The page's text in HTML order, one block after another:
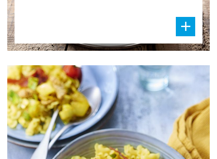
DIFFICULTÉ